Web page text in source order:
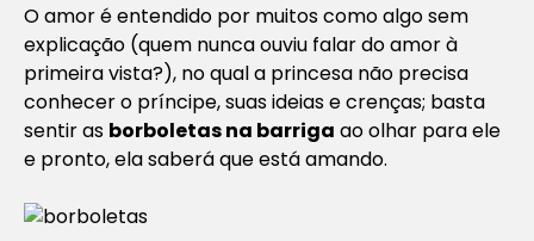
O amor é entendido por muitos como algo sem
explicação (quem nunca ouviu falar do amor à
primeira vista?), no qual a princesa não precisa
conhecer o príncipe, suas ideias e crenças; basta
sentir as borboletas na barriga ao olhar para ele
e pronto, ela saberá que está amando.